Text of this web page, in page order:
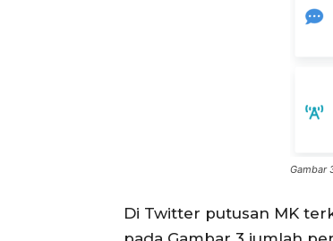
Gambar
Di Twitter putusan MK